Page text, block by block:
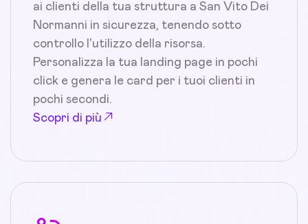
ai clienti della tua struttura a San Vito Dei
Normanni in sicurezza, tenendo sotto
controllo l'utilizzo della risorsa.
Personalizza la tua landing page in pochi
click e genera le card per i tuoi clienti in
pochi secondi.
Scopri di più